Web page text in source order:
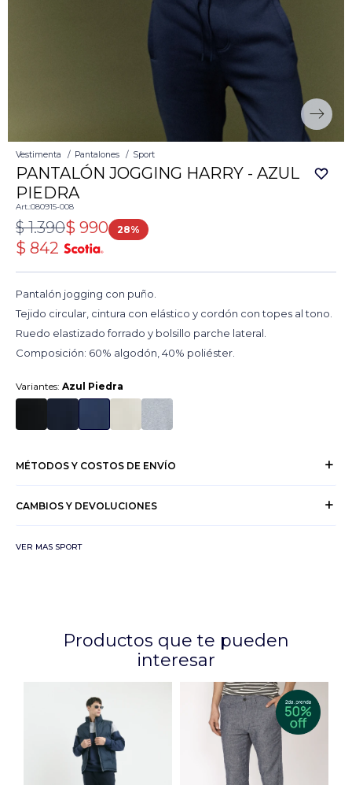
Vestimenta Pantalones Sport
PANTALÓN JOGGING HARRY - AZUL
PIEDRA
080915-008
$ 990
$ 1.390 28
$ 842
Pantalón jogging con puño.
Tejido circular, cintura con elástico y cordón con topes al tono.
Ruedo elastizado forrado y bolsillo parche lateral.
Composición: 60% algodón, 40% poliéster.
Variantes: Azul Piedra
MÉTODOS Y COSTOS DE ENVÍO
CAMBIOS Y DEVOLUCIONES
VER MAS SPORT
Productos que te pueden
interesar